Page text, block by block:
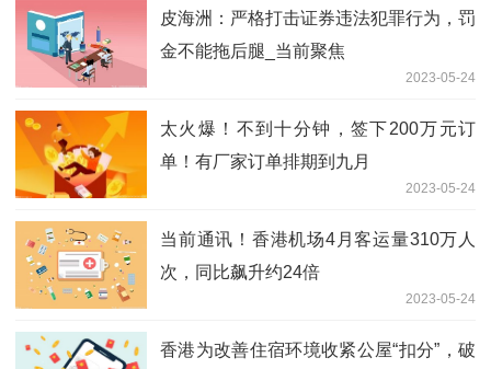
皮海洲：严格打击证券违法犯罪行为，罚
金不能拖后腿_当前聚焦
2023-05-24
太火爆！不到十分钟，签下200万元订
单！有厂家订单排期到九月
2023-05-24
当前通讯！香港机场4月客运量310万人
次，同比飙升约24倍
2023-05-24
香港为改善住宿环境收紧公屋“扣分”，破